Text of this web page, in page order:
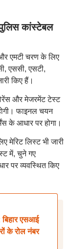
कांस्टेबल
और एमटी चरण के लिए
एससी, एसटी,
किए हैं।
और मेजरमेंट टेस्ट
फाइनल चयन
के आधार पर होगा।
मेरिट लिस्ट भी जारी
में, चुने गए
पर व्यवस्थित किए
एसआई
के रोल नंबर